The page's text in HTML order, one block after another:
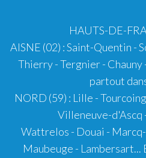
HAUTS-DE-
AISNE (02) :Saint-Quentin -
Thierry - Tergnier -
partout
NORD (59) : Lille -Tourcoing
Villeneuve-d'Ascq
Wattrelos - Douai -
Maubeuge - Lambersart...